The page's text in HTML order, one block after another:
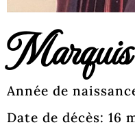
Année de
Date de décès: 16